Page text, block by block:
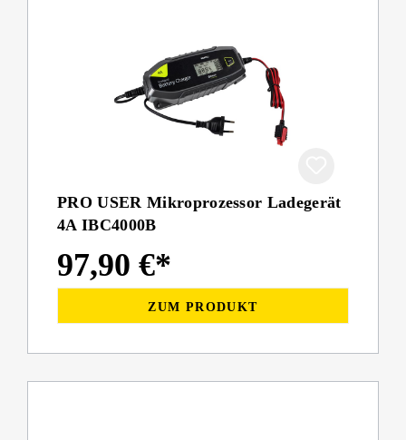
PRO USER Mikroprozessor Ladegerät
4A IBC4000B
97,90 €*
ZUM PRODUKT